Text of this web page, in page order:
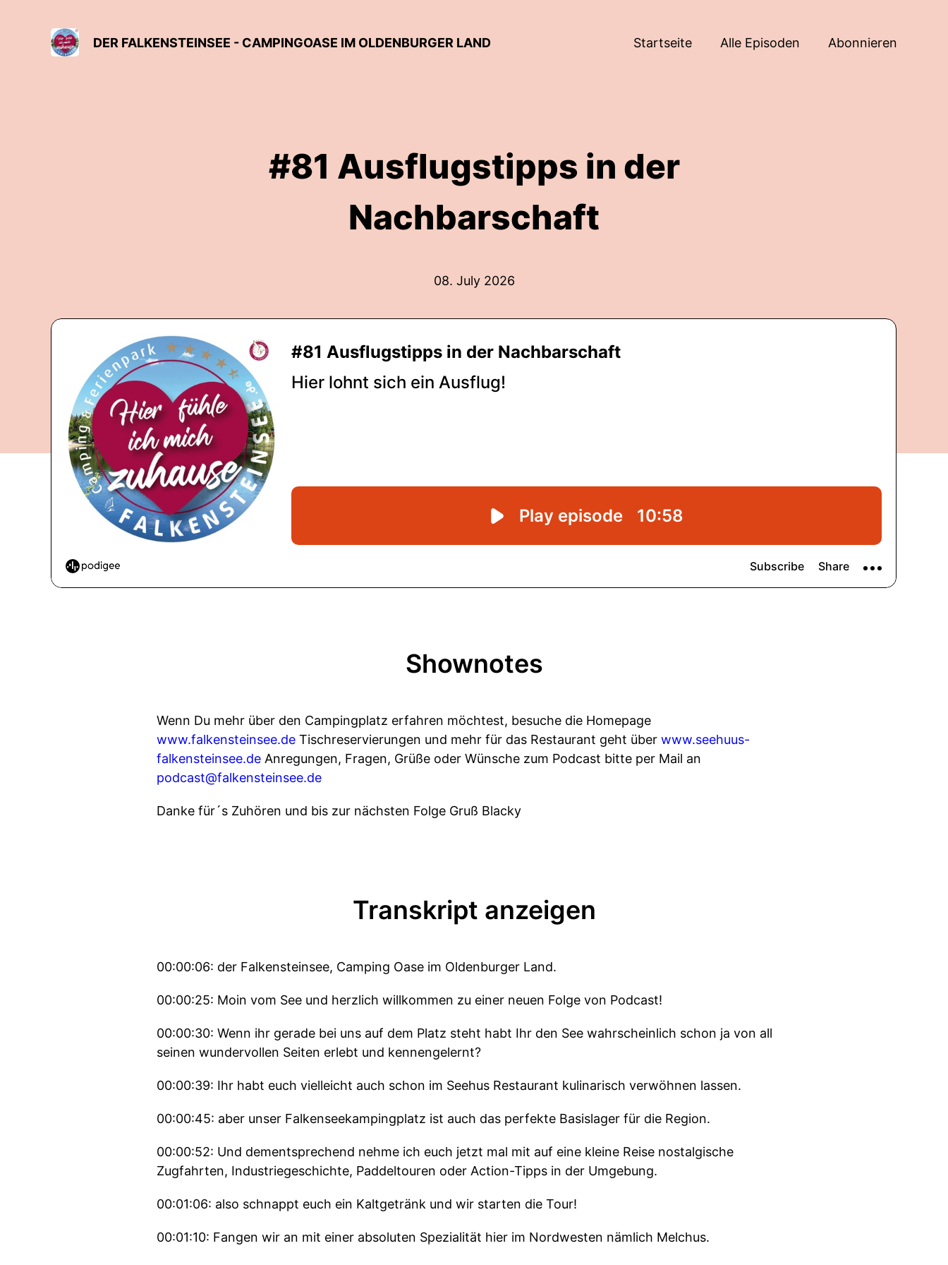
DER FALKENSTEINSEE - CAMPINGOASE IM OLDENBURGER LAND Startseite Alle Episoden Abonnieren
#81 Ausflugstipps in der
Nachbarschaft
08. July 2026
Shownotes
Wenn Du mehr über den Campingplatz erfahren möchtest, besuche die Homepage
www.falkensteinsee.de Tischreservierungen und mehr für das Restaurant geht über www.seehuus-
falkensteinsee.de Anregungen, Fragen, Grüße oder Wünsche zum Podcast bitte per Mail an
podcast@falkensteinsee.de
Danke für´s Zuhören und bis zur nächsten Folge Gruß Blacky
Transkript anzeigen
00:00:06: der Falkensteinsee, Camping Oase im Oldenburger Land.
00:00:25: Moin vom See und herzlich willkommen zu einer neuen Folge von Podcast!
00:00:30: Wenn ihr gerade bei uns auf dem Platz steht habt Ihr den See wahrscheinlich schon ja von all
seinen wundervollen Seiten erlebt und kennengelernt?
00:00:39: Ihr habt euch vielleicht auch schon im Seehus Restaurant kulinarisch verwöhnen lassen.
00:00:45: aber unser Falkenseekampingplatz ist auch das perfekte Basislager für die Region.
00:00:52: Und dementsprechend nehme ich euch jetzt mal mit auf eine kleine Reise nostalgische
Zugfahrten, Industriegeschichte, Paddeltouren oder Action-Tipps in der Umgebung.
00:01:06: also schnappt euch ein Kaltgetränk und wir starten die Tour!
00:01:10: Fangen wir an mit einer absoluten Spezialität hier im Nordwesten nämlich Melchus.